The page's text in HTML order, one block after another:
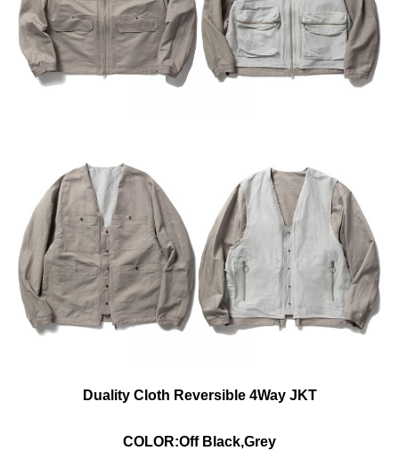
Duality Cloth Reversible 4Way JKT
COLOR:Off Black,Grey